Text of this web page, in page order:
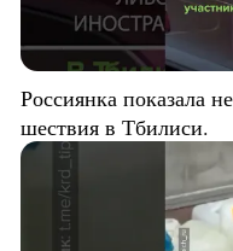
Россиянка показала
шествия в Тбилиси.